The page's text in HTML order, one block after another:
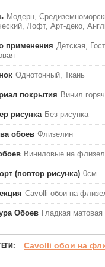
Модерн,
Лофт, Арт-деко,
применения Детская,
Однотонный, Ткань
покрытия Винил
рисунка Без рисунка
обоев Флизелин
Виниловые на
(повтор рисунка) 0см
Cavolli обои на
Обоев Гладкая матовая
Cavolli обои на